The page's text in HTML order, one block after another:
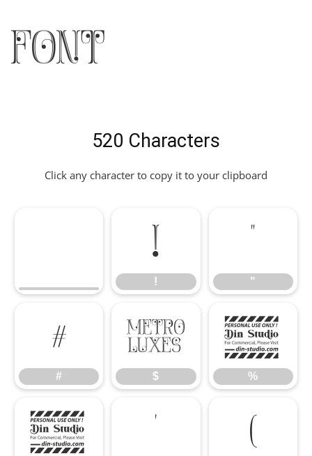
Font
520 Characters
Click any character to copy it to your clipboard
!
! "
#
#
$
$
%
%
& (